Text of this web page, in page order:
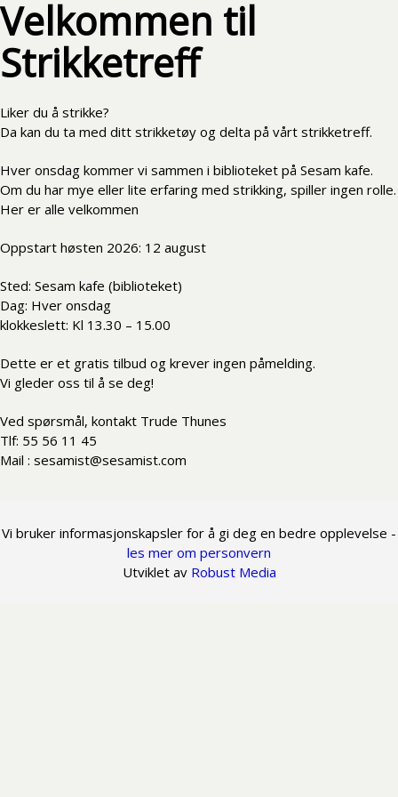
Velkommen til
Strikketreff
Liker du å strikke?
Da kan du ta med ditt strikketøy og delta på vårt strikketreff.
Hver onsdag kommer vi sammen i biblioteket på Sesam kafe.
Om du har mye eller lite erfaring med strikking, spiller ingen rolle.
Her er alle velkommen
Oppstart høsten 2026: 12 august
Sted: Sesam kafe (biblioteket)
Dag: Hver onsdag
klokkeslett: Kl 13.30 – 15.00
Dette er et gratis tilbud og krever ingen påmelding.
Vi gleder oss til å se deg!
Ved spørsmål, kontakt Trude Thunes
Tlf: 55 56 11 45
Mail : sesamist@sesamist.com
Vi bruker informasjonskapsler for å gi deg en bedre opplevelse -
les mer om personvern
Utviklet av Robust Media